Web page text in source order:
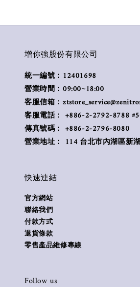
增你強股份有限公司
統一編號：12401698
營業時間：09:00~18:00
客服信箱：
客服電話： +886-2-2792-8788
傳真號碼： +886-2-2796-8080
營業地址： 114 台北市內湖區新
快速連結
官方網站
聯絡我們
付款方式
退貨條款
零售產品維修專線
Follow us